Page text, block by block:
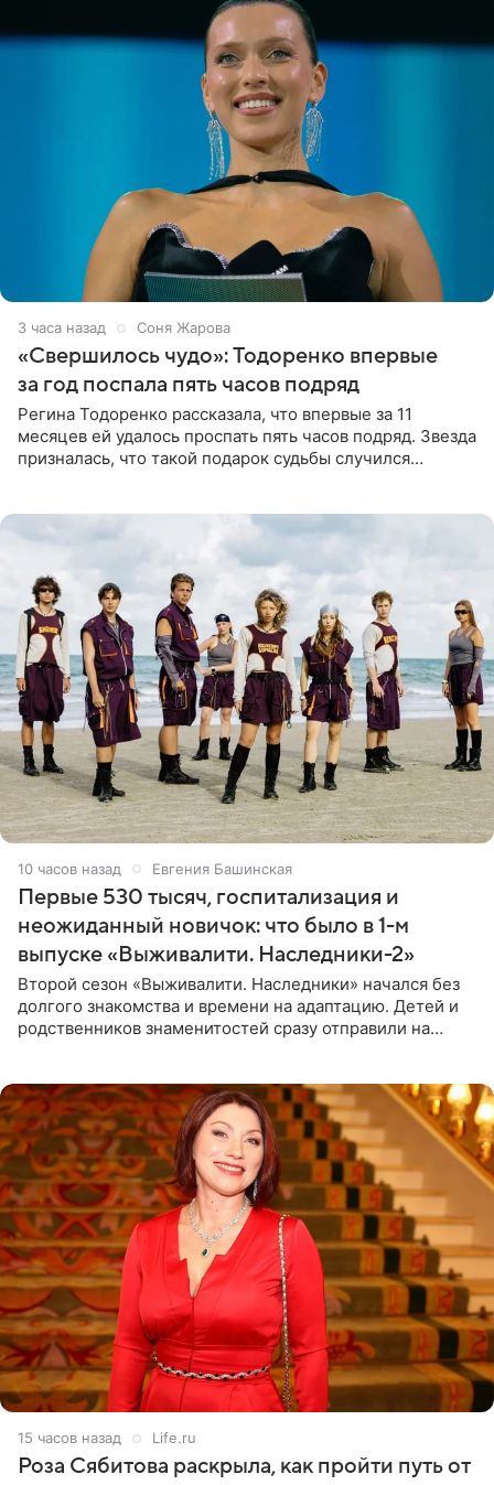
3 часа назад Соня Жарова
«Свершилось чудо»: Тодоренко впервые
за год поспала пять часов подряд
Регина Тодоренко рассказала, что впервые за 11
месяцев ей удалось проспать пять часов подряд. Звезда
призналась, что такой подарок судьбы случился
10 часов назад Евгения Башинская
Первые 530 тысяч, госпитализация и
неожиданный новичок: что было в 1-м
выпуске «Выживалити. Наследники-2»
Второй сезон «Выживалити. Наследники» начался без
долгого знакомства и времени на адаптацию. Детей и
родственников знаменитостей сразу отправили на
15 часов назад Life.ru
Роза Сябитова раскрыла, как пройти путь от